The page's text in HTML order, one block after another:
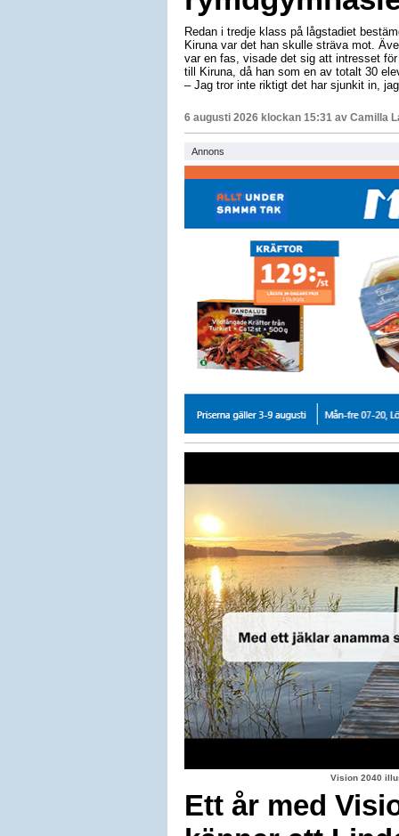
Redan i tredje klass på lågstadiet
Kiruna var det han skulle sträva mot.
var en fas, visade det sig att intresset
till Kiruna, då han som en av totalt 30
– Jag tror inte riktigt det har sjunkit in,
6 augusti 2026 klockan 15:31 av Camilla
Annons
Vision 2040
Ett år med